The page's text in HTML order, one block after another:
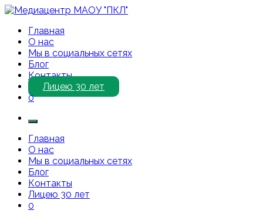
Перейти
содержимому
Медиацентр МАОУ "ПКЛ"
Приветствуем Вас на нашем сайте!
Главная
О нас
Мы в социальных сетях
Блог
Контакты
Лицею 30 лет
0
Главная
О нас
Мы в социальных сетях
Блог
Контакты
Лицею 30 лет
0